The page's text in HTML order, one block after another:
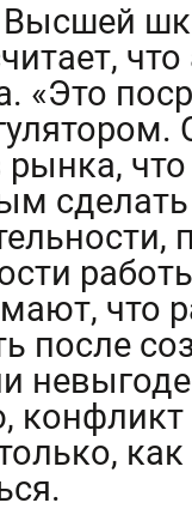
«Это
рынка,
что
после
конфликт